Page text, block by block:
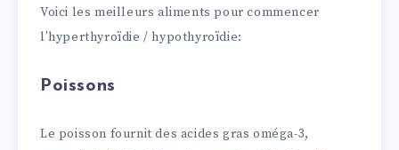
Voici les meilleurs aliments pour commencer
l’hyperthyroïdie / hypothyroïdie:
Poissons
Le poisson fournit des acides gras oméga-3,